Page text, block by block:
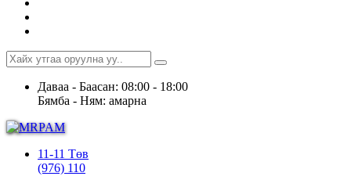
Даваа - Баасан: 08:00 - 18:00
Бямба - Ням: амарна
11-11 Төв
(976) 110